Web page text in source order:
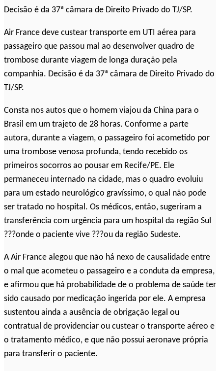
Decisão é da 37ª câmara de Direito Privado do TJ/SP.
Air France deve custear transporte em UTI aérea para
passageiro que passou mal ao desenvolver quadro de
trombose durante viagem de longa duração pela
companhia. Decisão é da 37ª câmara de Direito Privado do
TJ/SP.
Consta nos autos que o homem viajou da China para o
Brasil em um trajeto de 28 horas. Conforme a parte
autora, durante a viagem, o passageiro foi acometido por
uma trombose venosa profunda, tendo recebido os
primeiros socorros ao pousar em Recife/PE. Ele
permaneceu internado na cidade, mas o quadro evoluiu
para um estado neurológico gravíssimo, o qual não pode
ser tratado no hospital. Os médicos, então, sugeriram a
transferência com urgência para um hospital da região Sul
???onde o paciente vive ???ou da região Sudeste.
A Air France alegou que não há nexo de causalidade entre
o mal que acometeu o passageiro e a conduta da empresa,
e afirmou que há probabilidade de o problema de saúde ter
sido causado por medicação ingerida por ele. A empresa
sustentou ainda a ausência de obrigação legal ou
contratual de providenciar ou custear o transporte aéreo e
o tratamento médico, e que não possui aeronave própria
para transferir o paciente.